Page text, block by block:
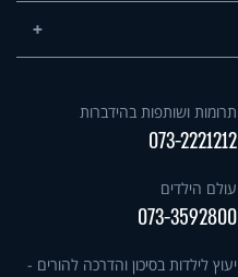
תרומות ושותפות בהידברות
073-2221212
עולם הילדים
073-3592800
יעוץ לילדות בסיכון והדרכה להורים -